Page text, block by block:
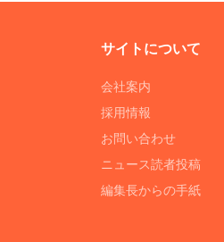
サイトについて
会社案内
採用情報
お問い合わせ
ニュース読者投稿
編集長からの手紙